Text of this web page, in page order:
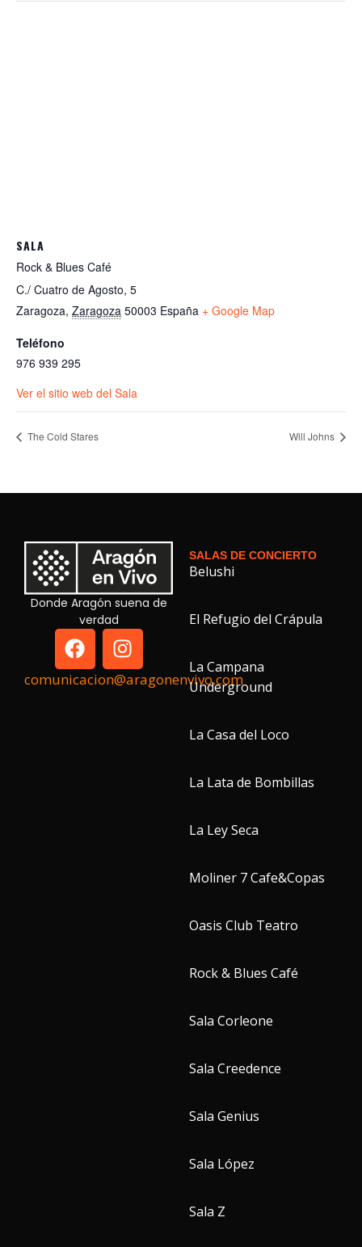
SALA
Rock & Blues Café
C./ Cuatro de Agosto, 5
Zaragoza, Zaragoza 50003 España + Google Map
Teléfono
976 939 295
Ver el sitio web del Sala
The Cold Stares Will Johns
Donde Aragón suena de
verdad
comunicacion@aragonenvivo.com
SALAS DE CONCIERTO
Belushi
El Refugio del Crápula
La Campana
Underground
La Casa del Loco
La Lata de Bombillas
La Ley Seca
Moliner 7 Cafe&Copas
Oasis Club Teatro
Rock & Blues Café
Sala Corleone
Sala Creedence
Sala Genius
Sala López
Sala Z